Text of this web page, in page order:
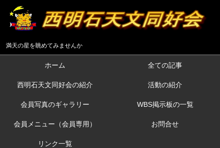
満天の星を眺めてみませんか
ホーム 全ての記事
西明石天文同好会の紹介 活動の紹介
会員写真のギャラリー WBS掲示板の一覧
会員メニュー（会員専用） お問合せ
リンク一覧